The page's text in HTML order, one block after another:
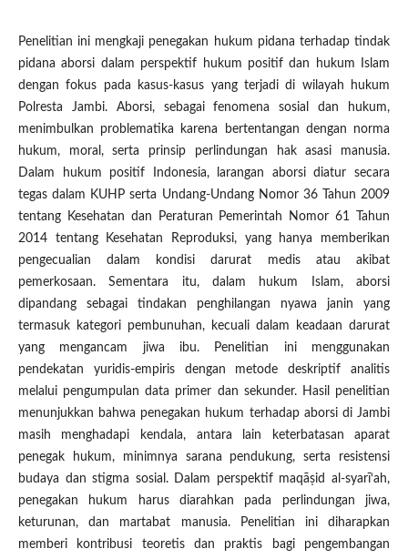
Penelitian ini mengkaji penegakan hukum pidana terhadap tindak
pidana aborsi dalam perspektif hukum positif dan hukum Islam
dengan fokus pada kasus-kasus yang terjadi di wilayah hukum
Polresta Jambi. Aborsi, sebagai fenomena sosial dan hukum,
menimbulkan problematika karena bertentangan dengan norma
hukum, moral, serta prinsip perlindungan hak asasi manusia.
Dalam hukum positif Indonesia, larangan aborsi diatur secara
tegas dalam KUHP serta Undang-Undang Nomor 36 Tahun 2009
tentang Kesehatan dan Peraturan Pemerintah Nomor 61 Tahun
2014 tentang Kesehatan Reproduksi, yang hanya memberikan
pengecualian dalam kondisi darurat medis atau akibat
pemerkosaan. Sementara itu, dalam hukum Islam, aborsi
dipandang sebagai tindakan penghilangan nyawa janin yang
termasuk kategori pembunuhan, kecuali dalam keadaan darurat
yang mengancam jiwa ibu. Penelitian ini menggunakan
pendekatan yuridis-empiris dengan metode deskriptif analitis
melalui pengumpulan data primer dan sekunder. Hasil penelitian
menunjukkan bahwa penegakan hukum terhadap aborsi di Jambi
masih menghadapi kendala, antara lain keterbatasan aparat
penegak hukum, minimnya sarana pendukung, serta resistensi
budaya dan stigma sosial. Dalam perspektif maqāṣid al-syarī‘ah,
penegakan hukum harus diarahkan pada perlindungan jiwa,
keturunan, dan martabat manusia. Penelitian ini diharapkan
memberi kontribusi teoretis dan praktis bagi pengembangan